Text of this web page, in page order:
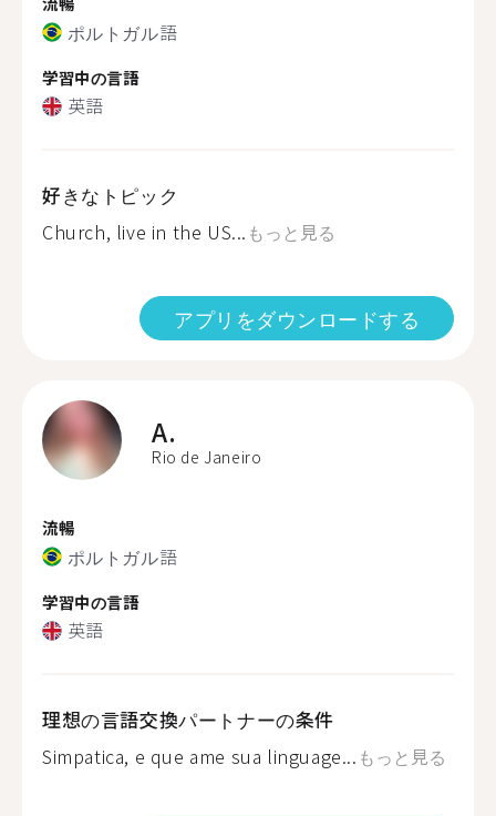
ポルトガル語
学習中の言語
英語
好きなトピック
Church, live in the US... もっと見る
アプリをダウンロードする
A.
Rio de Janeiro
流暢
ポルトガル語
学習中の言語
英語
理想の言語交換パートナーの条件
Simpatica, e que ame sua linguage... もっと見る